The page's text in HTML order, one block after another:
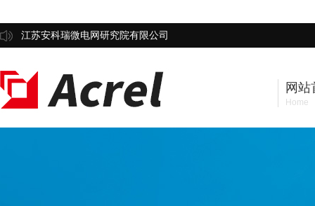
江苏安科瑞微电网研究院有限公司
网站
Home